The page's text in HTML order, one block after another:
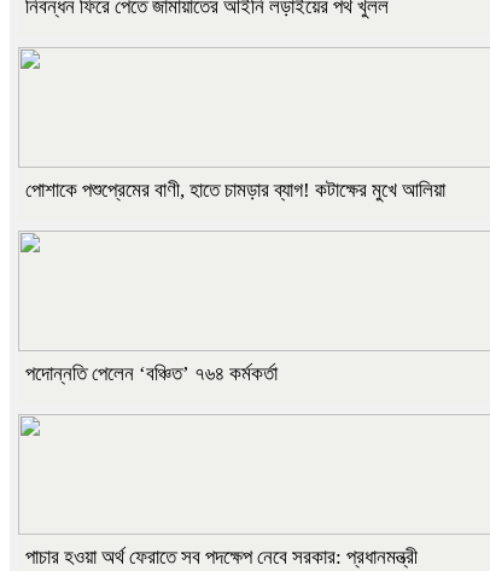
নিবন্ধন ফিরে পেতে জামায়াতের আইনি লড়াইয়ের পথ খুলল
পোশাকে পশুপ্রেমের বাণী, হাতে চামড়ার ব্যাগ! কটাক্ষের মুখে আলিয়া
পদোন্নতি পেলেন ‘বঞ্চিত’ ৭৬৪ কর্মকর্তা
পাচার হওয়া অর্থ ফেরাতে সব পদক্ষেপ নেবে সরকার: প্রধানমন্ত্রী